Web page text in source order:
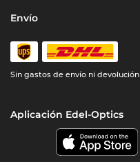
Envío
Sin gastos de envío ni devolución
Aplicación Edel-Optics